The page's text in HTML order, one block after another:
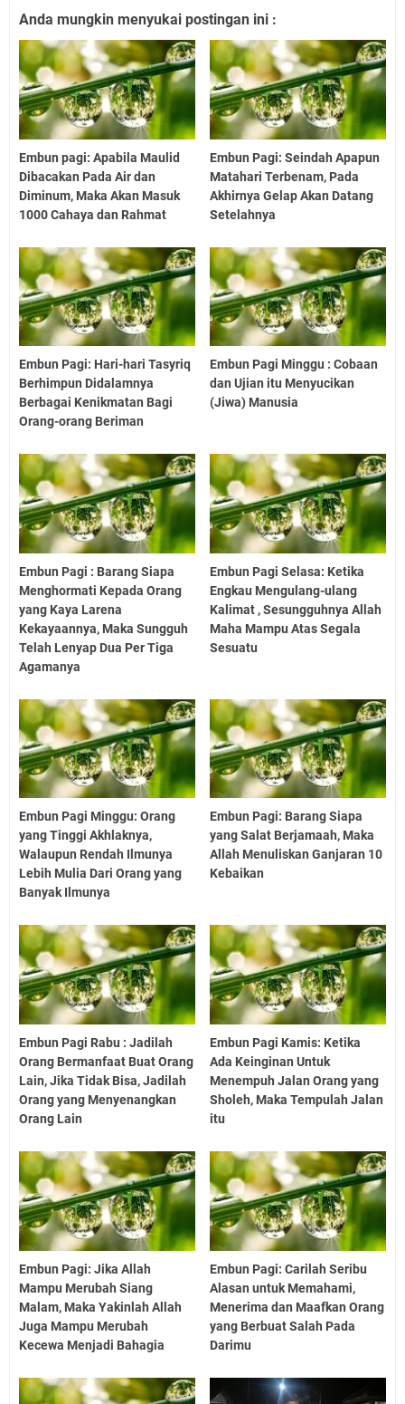
Anda mungkin menyukai postingan ini :
Embun pagi: Apabila Maulid
Dibacakan Pada Air dan
Diminum, Maka Akan Masuk
1000 Cahaya dan Rahmat
Embun Pagi: Seindah Apapun
Matahari Terbenam, Pada
Akhirnya Gelap Akan Datang
Setelahnya
Embun Pagi: Hari-hari Tasyriq
Berhimpun Didalamnya
Berbagai Kenikmatan Bagi
Orang-orang Beriman
Embun Pagi Minggu : Cobaan
dan Ujian itu Menyucikan
(Jiwa) Manusia
Embun Pagi : Barang Siapa
Menghormati Kepada Orang
yang Kaya Larena
Kekayaannya, Maka Sungguh
Telah Lenyap Dua Per Tiga
Agamanya
Embun Pagi Selasa: Ketika
Engkau Mengulang-ulang
Kalimat , Sesungguhnya Allah
Maha Mampu Atas Segala
Sesuatu
Embun Pagi Minggu: Orang
yang Tinggi Akhlaknya,
Walaupun Rendah Ilmunya
Lebih Mulia Dari Orang yang
Banyak Ilmunya
Embun Pagi: Barang Siapa
yang Salat Berjamaah, Maka
Allah Menuliskan Ganjaran 10
Kebaikan
Embun Pagi Rabu : Jadilah
Orang Bermanfaat Buat Orang
Lain, Jika Tidak Bisa, Jadilah
Orang yang Menyenangkan
Orang Lain
Embun Pagi Kamis: Ketika
Ada Keinginan Untuk
Menempuh Jalan Orang yang
Sholeh, Maka Tempulah Jalan
itu
Embun Pagi: Jika Allah
Mampu Merubah Siang
Malam, Maka Yakinlah Allah
Juga Mampu Merubah
Kecewa Menjadi Bahagia
Embun Pagi: Carilah Seribu
Alasan untuk Memahami,
Menerima dan Maafkan Orang
yang Berbuat Salah Pada
Darimu